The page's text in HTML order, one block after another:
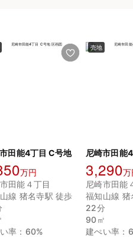
田能4丁目 C号地
万円
田能４丁目
線 猪名寺駅 徒歩
率：60%
売地
尼崎市田能
3,290万
尼崎市田能
福知山線
22分
90㎡
建ぺい率：